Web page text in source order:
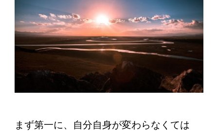
まず第一に、自分自身が変わらなくては